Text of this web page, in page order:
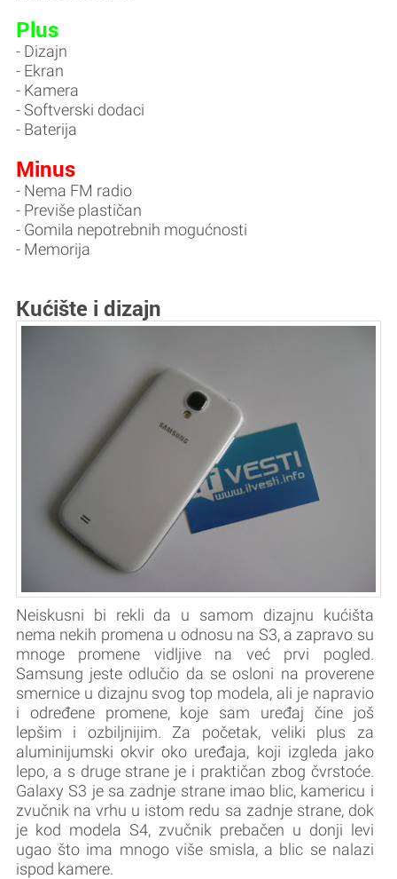
Plus
- Dizajn
- Ekran
- Kamera
- Softverski dodaci
- Baterija
Minus
- Nema FM radio
- Previše plastičan
- Gomila nepotrebnih mogućnosti
- Memorija
Kućište i dizajn
Neiskusni bi rekli da u samom dizajnu kućišta
nema nekih promena u odnosu na S3, a zapravo su
mnoge promene vidljive na već prvi pogled.
Samsung jeste odlučio da se osloni na proverene
smernice u dizajnu svog top modela, ali je napravio
i određene promene, koje sam uređaj čine još
lepšim i ozbiljnijim. Za početak, veliki plus za
aluminijumski okvir oko uređaja, koji izgleda jako
lepo, a s druge strane je i praktičan zbog čvrstoće.
Galaxy S3 je sa zadnje strane imao blic, kamericu i
zvučnik na vrhu u istom redu sa zadnje strane, dok
je kod modela S4, zvučnik prebačen u donji levi
ugao što ima mnogo više smisla, a blic se nalazi
ispod kamere.